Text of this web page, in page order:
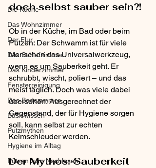
Die Küche
Das Wohnzimmer
Der Flur
Das Schlafzimmer
Das Kinderzimmer
Fensterreinigung
Das Badezimmer
Basiswissen
Putzmythen
Hygiene im Alltag
Putzen zum Nachlesen
doch selbst sauber sein?!
Ob in der Küche, im Bad oder beim
Putzen: Der Schwamm ist für viele
Menschen das Universalwerkzeug,
wenn es um Sauberkeit geht. Er
schrubbt, wischt, poliert – und das
meist täglich. Doch was viele dabei
übersehen: Ausgerechnet der
Gegenstand, der für Hygiene sorgen
soll, kann selbst zur echten
Keimschleuder werden.
Der Mythos: Sauberkeit